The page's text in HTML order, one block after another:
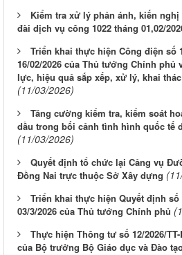
Kiểm tra xử lý phản ánh, kiến
đài dịch vụ công 1022 tháng 01,02/
Triển khai thực hiện Công điện số
16/02/2026 của Thủ tướng Chính phủ
lực, hiệu quả sắp xếp, xử lý, khai
(11/03/2026)
Tăng cường kiểm tra, kiểm soát
dầu trong bối cảnh tình hình quốc tế
(11/03/2026)
Quyết định tổ chức lại Cảng vụ
Đồng Nai trực thuộc Sở Xây dựng
Triển khai thực hiện Quyết định số
03/3/2026 của Thủ tướng Chính phủ
Thực hiện Thông tư số 12/2026/
của Bộ trưởng Bộ Giáo dục và Đào